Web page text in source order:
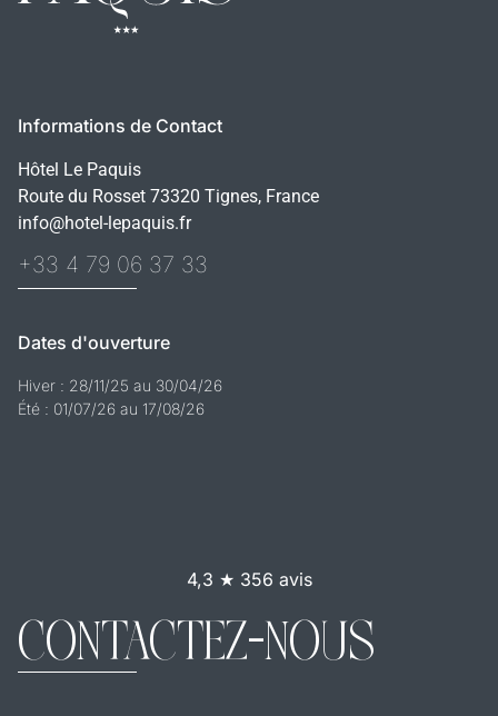
Informations de Contact
Hôtel Le Paquis
Route du Rosset 73320 Tignes, France
info@hotel-lepaquis.fr
+33 4 79 06 37 33
Dates d'ouverture
Hiver : 28/11/25 au 30/04/26
Été : 01/07/26 au 17/08/26
4,3 ★ 356 avis
CONTACTEZ-NOUS